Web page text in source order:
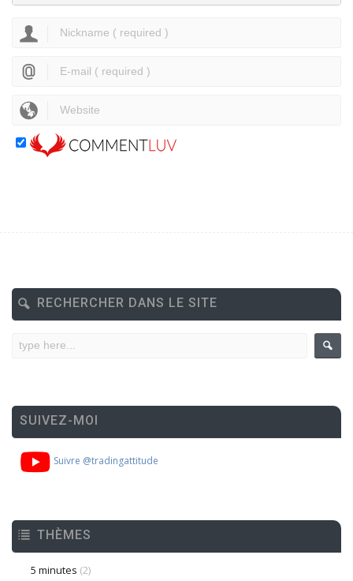
RECHERCHER DANS LE SITE
SUIVEZ-MOI
Suivre @tradingattitude
THÈMES
5 minutes (2)